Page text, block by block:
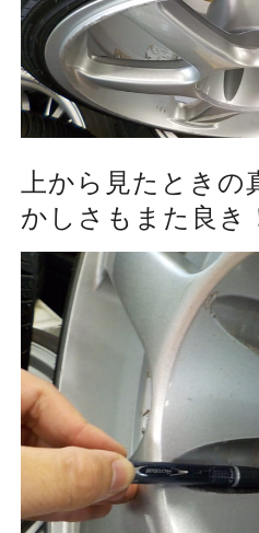
上から見たとき
かしさもまた良き